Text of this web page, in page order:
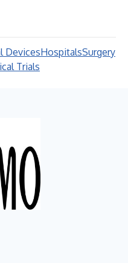
DevicesHospitalsSurgery
Trials